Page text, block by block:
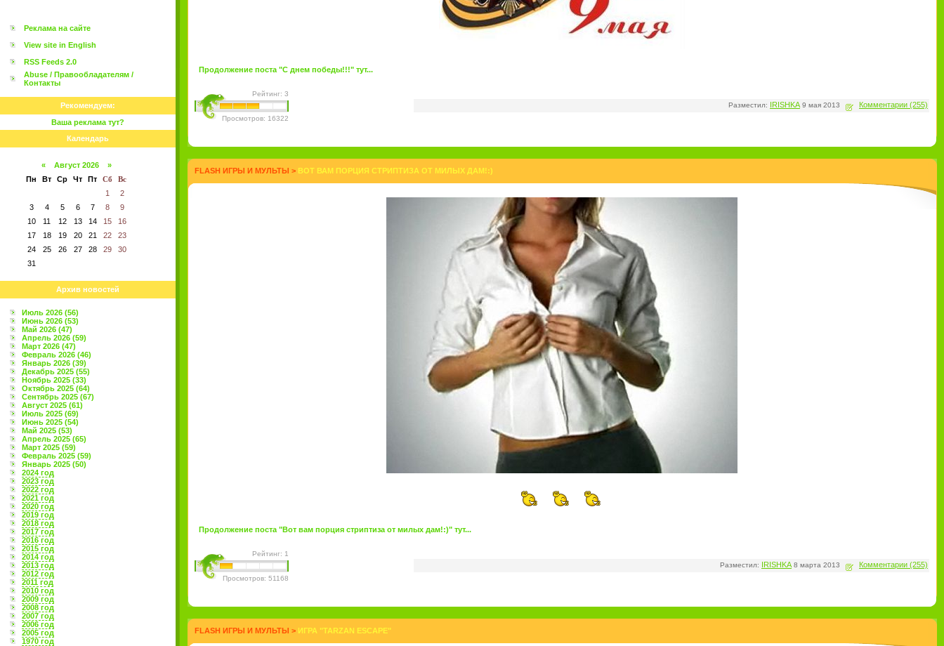
Реклама на сайте
View site in English
RSS Feeds 2.0
Abuse / Правообладателям /
Контакты
Рекомендуем:
Ваша реклама тут?
Календарь
« Август 2026
»
Пн
Вт Ср Чт Пт Сб
Вс
1
2
3
4 5 6 7 8
9
10
11 12 13 14 15
16
17
18 19 20 21 22
23
24
25 26 27 28 29
30
31
Архив новостей
Июль 2026 (56)
Июнь 2026 (53)
Май 2026 (47)
Апрель 2026 (59)
Март 2026 (47)
Февраль 2026 (46)
Январь 2026 (39)
Декабрь 2025 (55)
Ноябрь 2025 (33)
Октябрь 2025 (64)
Сентябрь 2025 (67)
Август 2025 (61)
Июль 2025 (69)
Июнь 2025 (54)
Май 2025 (53)
Апрель 2025 (65)
Март 2025 (59)
Февраль 2025 (59)
Январь 2025 (50)
2024 год
2023 год
2022 год
2021 год
2020 год
2019 год
2018 год
2017 год
2016 год
2015 год
2014 год
2013 год
2012 год
2011 год
2010 год
2009 год
2008 год
2007 год
2006 год
2005 год
1970 год
Продолжение поста "С днем победы!!!" тут...
Рейтинг: 3
Просмотров: 16322
Разместил: IRISHKA 9 мая 2013 Комментарии (255)
FLASH ИГРЫ И МУЛЬТЫ > ВОТ ВАМ ПОРЦИЯ СТРИПТИЗА ОТ МИЛЫХ ДАМ!:)
Продолжение поста "Вот вам порция стриптиза от милых дам!:)" тут...
Рейтинг: 1
Просмотров: 51168
Разместил: IRISHKA 8 марта 2013 Комментарии (255)
FLASH ИГРЫ И МУЛЬТЫ > ИГРА "TARZAN ESCAPE"